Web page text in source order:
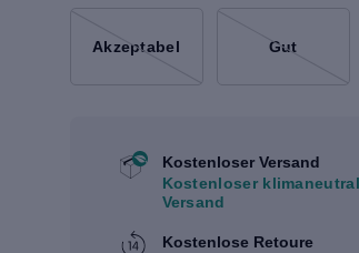
Akzeptabel Gut
Kostenloser Versand
Kostenloser
Versand
Kostenlose Retoure